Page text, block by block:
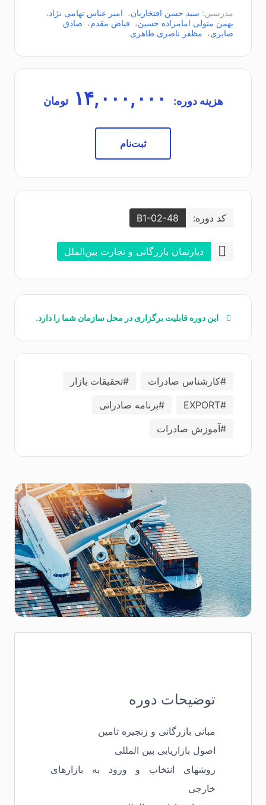
مدرسین: سید حسن افتخاریان، امیر عباس تهامی نژاد،
بهمن متولی امامزاده حسین، فیاض مقدم، صادق
صابری، مظفر ناصری طاهری
هزینه دوره: تومان
ثبت‌نام
کد دوره: B1-02-48
دپارتمان بازرگانی و تجارت بین‌الملل
این دوره قابلیت برگزاری در محل سازمان‌ شما را دارد.
#کارشناس صادرات
#تحقیقات بازار
#EXPORT
#برنامه صادراتی
#آموزش صادرات
توضیحات دوره
مبانی بازرگانی و زنجیره تامین
اصول بازاریابی بین المللی
روشهای انتخاب و ورود به بازارهای
خارجی